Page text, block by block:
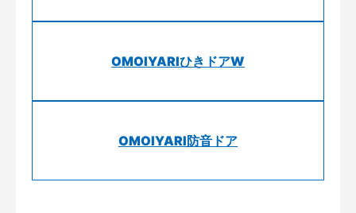
OMOIYARIひきドアW
OMOIYARI防音ドア